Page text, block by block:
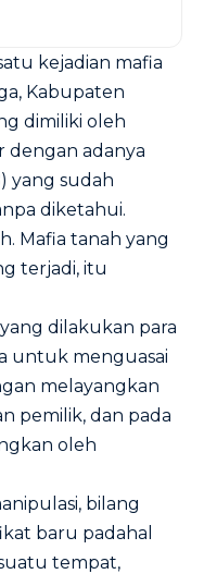
kejadian mafia
Kabupaten
dimiliki oleh
dengan adanya
yang sudah
diketahui.
Mafia tanah yang
terjadi, itu
dilakukan para
untuk menguasai
melayangkan
pemilik, dan pada
oleh
bilang
baru padahal
tempat,